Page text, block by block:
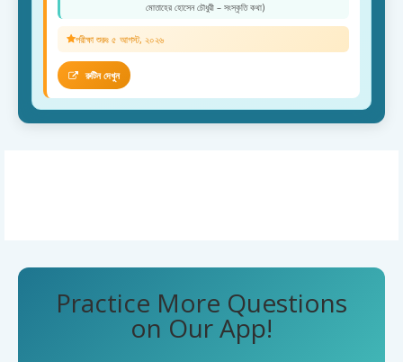
মোতাহের হোসেন চৌধুরী – সংস্কৃতি কথা)
পরীক্ষা শুরুঃ ৫ আগস্ট, ২০২৬
রুটিন দেখুন
Practice More Questions
on Our App!